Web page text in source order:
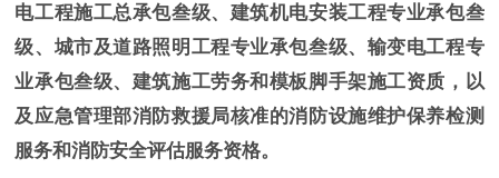
电工程施工总承包叁级、建筑机电安装工程专业承包叁
级、城市及道路照明工程专业承包叁级、输变电工程专
业承包叁级、建筑施工劳务和模板脚手架施工资质，以
及应急管理部消防救援局核准的消防设施维护保养检测
服务和消防安全评估服务资格。